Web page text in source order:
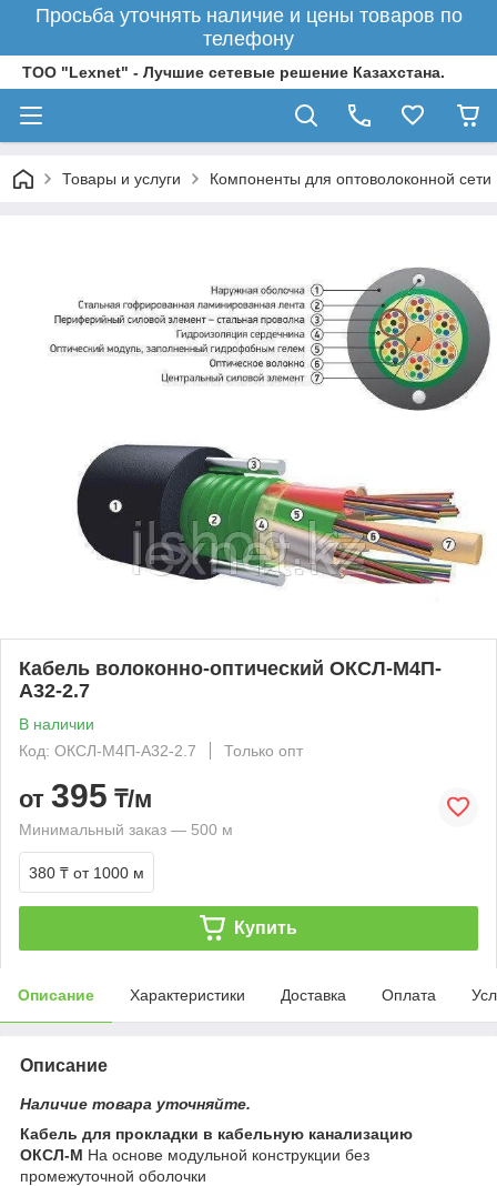
Просьба уточнять наличие и цены товаров по
телефону
ТОО "Lexnet" - Лучшие сетевые решение Казахстана.
Товары и услуги Компоненты для оптоволоконной сети
Кабель волоконно-оптический ОКСЛ-М4П-
А32-2.7
В наличии
Код: ОКСЛ-М4П-А32-2.7
Только опт
от 395 ₸/м
Минимальный заказ — 500 м
380 ₸ от 1000 м
Купить
Описание Характеристики Доставка Оплата
Описание
Наличие товара уточняйте.
Кабель для прокладки в кабельную канализацию
ОКСЛ-М На основе модульной конструкции без
промежуточной оболочки